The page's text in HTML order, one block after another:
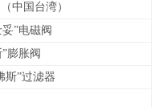
中国台湾）
”电磁阀
膨胀阀
斯”过滤器